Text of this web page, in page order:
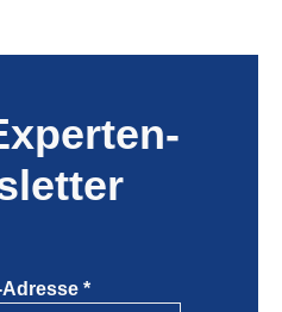
Adresse *